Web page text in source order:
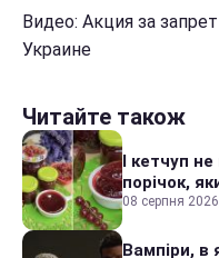
Видео: Акция за
Украине
Читайте також
І кетчуп
порічок,
08 серпня
Вампіри, в